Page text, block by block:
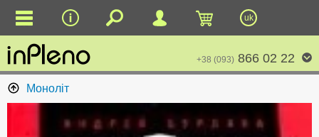
uk
+38 (093) 866 02 22
Моноліт